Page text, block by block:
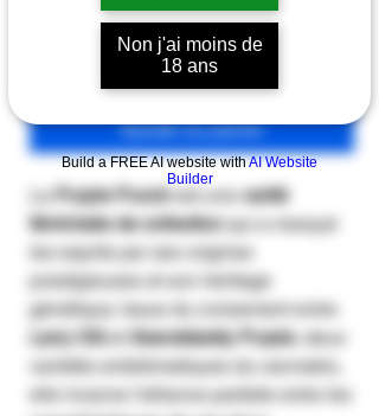
Non j'ai moins de
18 ans
Build a FREE AI website withAI Website
Builder
*
Ajouter au panier
La Purple Punchest unevarité
féminisée de collectionqui a marqué
les esprits par ses origines
prestigieuses et son héritage
génétique. Issue du croisement entre
Larry OGet Granddaddy Purple, deux
variétés emblématiques du cannabis,
elle incarne l'alliance parfaite entre les